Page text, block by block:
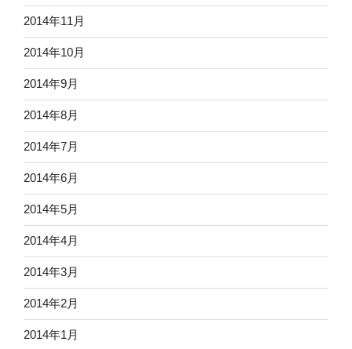
2014年11月
2014年10月
2014年9月
2014年8月
2014年7月
2014年6月
2014年5月
2014年4月
2014年3月
2014年2月
2014年1月